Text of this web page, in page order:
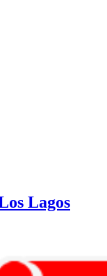
Lagos